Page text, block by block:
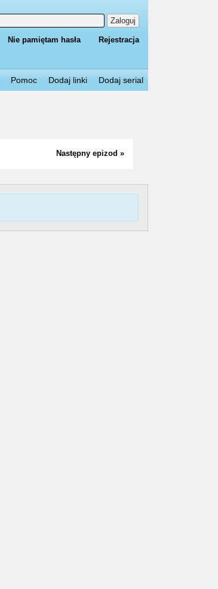
Zaloguj
Nie pamiętam hasła Rejestracja
Pomoc Dodaj linki Dodaj serial
Następny epizod »